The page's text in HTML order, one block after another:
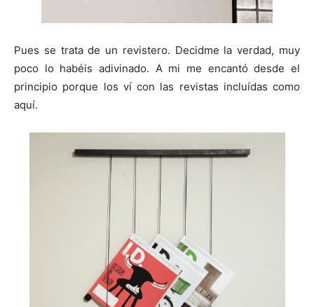
Pues se trata de un revistero. Decidme la verdad, muy
poco lo habéis adivinado. A mi me encantó desde el
principio porque los ví con las revistas incluídas como
aquí.